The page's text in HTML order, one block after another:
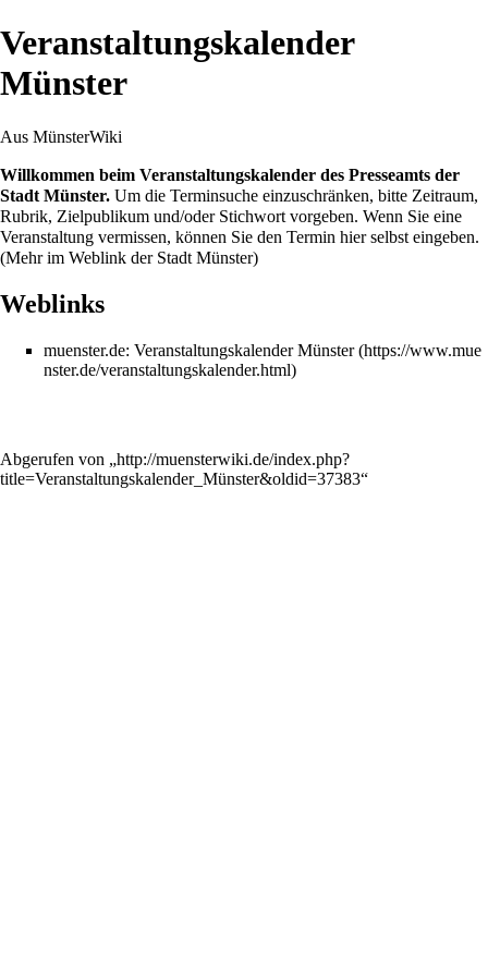
Veranstaltungskalender
Münster
Aus MünsterWiki
Willkommen beim Veranstaltungskalender des Presseamts der
Stadt Münster. Um die Terminsuche einzuschränken, bitte Zeitraum,
Rubrik, Zielpublikum und/oder Stichwort vorgeben. Wenn Sie eine
Veranstaltung vermissen, können Sie den Termin hier selbst eingeben.
(Mehr im Weblink der Stadt Münster)
Weblinks
muenster.de: Veranstaltungskalender Münster
Abgerufen von „http://muensterwiki.de/index.php?
title=Veranstaltungskalender_Münster&oldid=37383“